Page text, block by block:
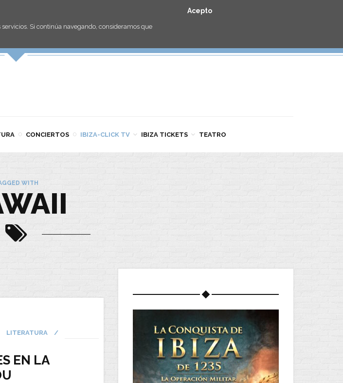
Si continúa navegando, consideramos que
Acepto
CONCIERTOS IBIZA-CLICK TV IBIZA TICKETS TEATRO
WITH
LITERATURA
/
EN LA